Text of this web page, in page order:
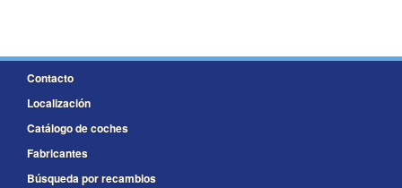
Contacto
Localización
Catálogo de coches
Fabricantes
Búsqueda por recambios